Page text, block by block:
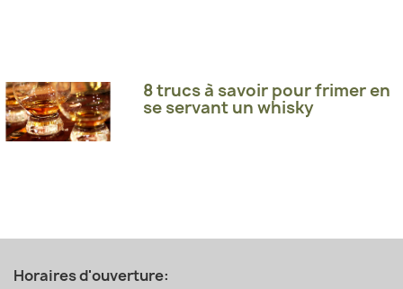
8 trucs à savoir pour frimer en
se servant un whisky
Horaires d'ouverture: